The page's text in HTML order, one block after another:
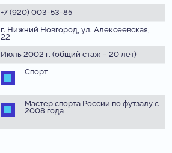
+7 (920) 003-53-85
г. Нижний Новгород, ул. Алексеевская,
22
Июль 2002 г. (общий стаж – 20 лет)
Спорт
Мастер спорта России по футзалу с
2008 года